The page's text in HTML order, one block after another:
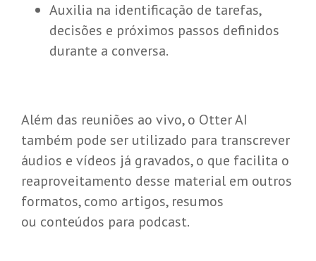
Auxilia na identificação de tarefas,
decisões e próximos passos definidos
durante a conversa.
Além das reuniões ao vivo, o Otter AI
também pode ser utilizado para transcrever
áudios e vídeos já gravados, o que facilita o
reaproveitamento desse material em outros
formatos, como artigos, resumos
ou conteúdos para podcast.